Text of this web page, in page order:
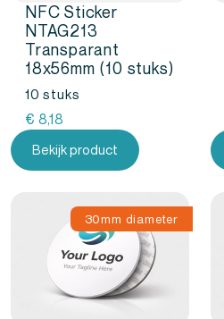
NFC Sticker
NTAG213
Transparant
18x56mm (10 stuks)
10 stuks
€ 8,18
Bekijk product
30mm diameter